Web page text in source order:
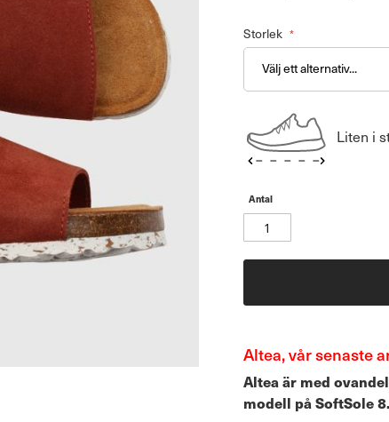
Storlek
Liten i
Antal
Altea, vår senaste
Altea är med
modell på SoftSole